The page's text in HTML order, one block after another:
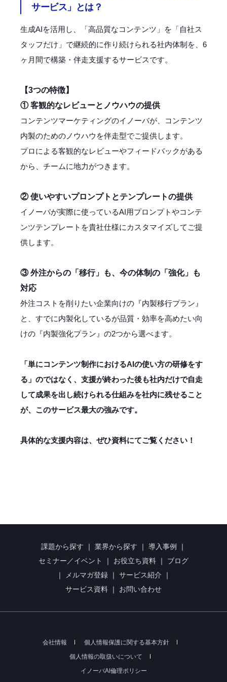
サービス」とは？
生成AIを活用し、「高品質なコンテンツ」を「自社ス
タッフだけ」で継続的に作り続けられる社内体制を、6
ヶ月間で構築・伴走支援するサービスです。
【3つの特徴】
① 客観的なレビューとノウハウの提供
コンテンツマーケティングのイノーバが、コンテンツ
内製のためのノウハウを伴走型でご提供します。
プロによる客観的なレビューやフィードバックがある
から、チームに地力がつきます。
② 使いやすいプロンプトとテンプレートの提供
イノーバが実際に使っているAI用プロンプトやコンテ
ンツテンプレートを貴社仕様にカスタマイズしてご提
供します。
③ 外注からの「移行」も、今の体制の「強化」も
対応
外注コストを削りたい企業向けの『内製移行プラン』
と、すでに内製化しているが品質・効率を高めたい向
けの『内製強化プラン』の2つから選べます。
「単にコンテンツ制作におけるAIの使い方の研修をす
る」のではなく、支援が終わった後も社内だけで自走
して成果を出し続けられる仕組みを社内に残せること
が、このサービス最大の強みです。
具体的な支援内容は、ぜひ資料にてご覧ください！
課題から探す ｜ 業界から探す ｜ 導入事例
｜
セミナー／イベント
｜ お役立ち資料 ｜ ブログ
｜
メルマガ登録 ｜ サービス紹介 ｜
サービス資料
｜ お問い合わせ
会社情報 個人情報保護に関する基本方針
個人情報の取扱いについて
イノーバAI倫理ポリシー